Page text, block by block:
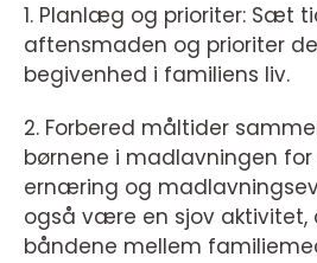
1. Planlæg og prioriter: Sæt
aftensmaden og prioriter
begivenhed i familiens liv.
2. Forbered måltider
børnene i madlavningen
ernæring og
også være en sjov aktivitet,
båndene mellem